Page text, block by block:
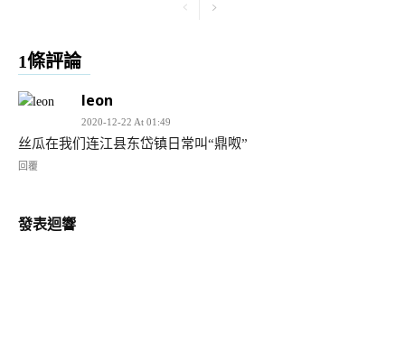
1條評論
leon
2020-12-22 At 01:49
丝瓜在我们连江县东岱镇日常叫“鼎呶”
回覆
發表迴響